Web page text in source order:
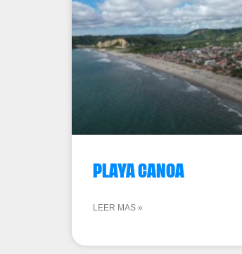
PLAYA CANOA
LEER MAS »